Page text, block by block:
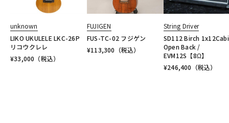
unknown
LIKO UKULELE LKC-26P
リコウクレレ
¥33,000 （税込）
FUJIGEN
FUS-TC-02 フジゲン
¥113,300 （税込）
String Driver
SD112 Birch
Open Back /
EVM12S【8Ω】
¥246,400 （税込）